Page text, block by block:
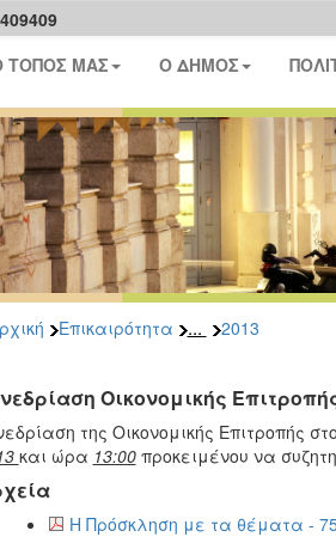
ΤΟΠΟΣ ΜΑΣ Ο ΔΗΜΟΣ
Επικαιρότητα ... 2013
Οικονομικής
της Οικονομικής Επιτροπής
και ώρα 13:00προκειμένου να
Η Πρόσκληση με τα θέματα -